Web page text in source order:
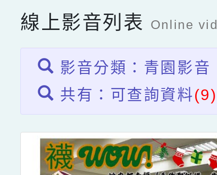
線上影音列表 Online
影音分類：青園影音
共有：可查詢資料(9)